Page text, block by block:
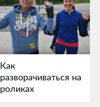
Как
разворачиваться на
роликах